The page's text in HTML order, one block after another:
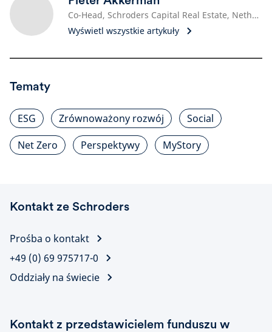
Co-Head, Schroders Capital Real Estate, Netherlands
Wyświetl wszystkie artykuły
Tematy
ESG Zrównoważony rozwój
Social
Net Zero
Perspektywy MyStory
Kontakt ze Schroders
Prośba o kontakt
+49 (0) 69 975717-0
Oddziały na świecie
Kontakt z przedstawicielem funduszu w